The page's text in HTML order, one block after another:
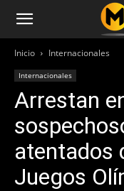
Inicio Internacionales
Internacionales
Arrestan
atentados
Juegos